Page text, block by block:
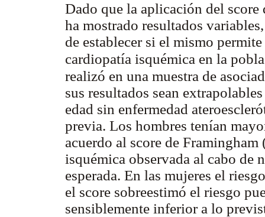
Dado que la aplicación del
ha mostrado resultados
de establecer si el mismo
cardiopatía isquémica en la
realizó en una muestra de
sus resultados sean
edad sin enfermedad
previa. Los hombres tenían
acuerdo al score de
isquémica observada al cabo de
esperada. En las mujeres el
el score sobreestimó el riesgo
sensiblemente inferior a lo